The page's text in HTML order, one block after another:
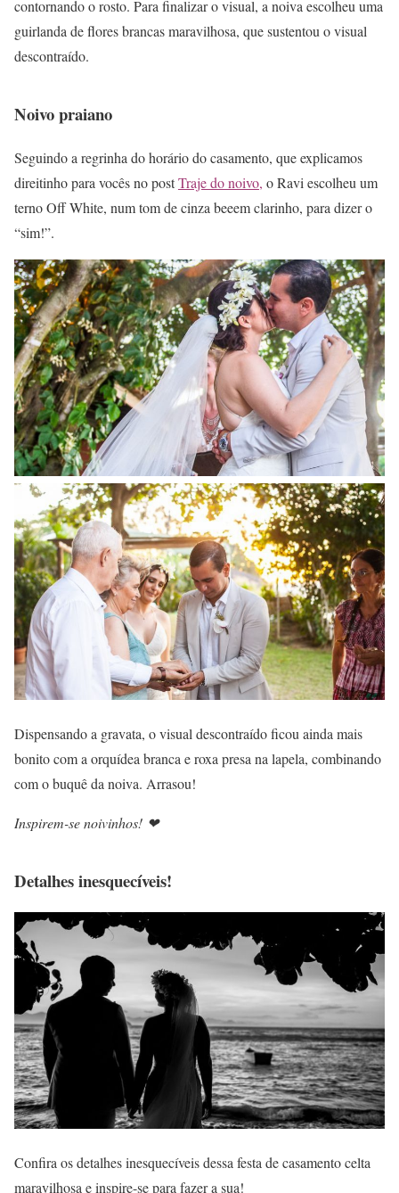
contornando o rosto. Para finalizar o visual, a noiva escolheu uma
guirlanda de flores brancas maravilhosa, que sustentou o visual
descontraído.
Noivo praiano
Seguindo a regrinha do horário do casamento, que explicamos
direitinho para vocês no postTraje do noivo, o Ravi escolheu um
terno Off White, num tom de cinza beeem clarinho, para dizer o
“sim!”.
Dispensando a gravata, o visual descontraído ficou ainda mais
bonito com a orquídea branca e roxa presa na lapela, combinando
com o buquê da noiva. Arrasou!
Inspirem-se noivinhos! ❤
Detalhes inesquecíveis!
Confira os detalhes inesquecíveis dessa festa de casamento celta
maravilhosa e inspire-se para fazer a sua!